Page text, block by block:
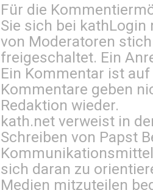
Für die
Sie sich bei kathLogin
von Moderatoren
freigeschaltet. Ein
Ein Kommentar ist
Kommentare geben
Redaktion wieder.
kath.net verweist in
Schreiben von Papst
sich daran zu
Medien mitzuteilen